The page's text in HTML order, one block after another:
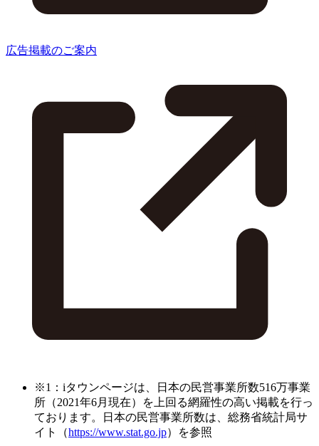
広告掲載のご案内
※1：iタウンページは、日本の民営事業所数516万事業
所（2021年6月現在）を上回る網羅性の高い掲載を行っ
ております。日本の民営事業所数は、総務省統計局サ
イト（https://www.stat.go.jp）を参照